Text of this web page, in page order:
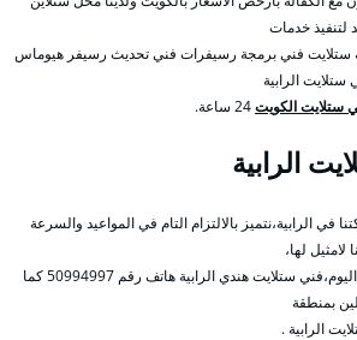
ستلايت فني برمجة رسيفرات فني تحديث رسيفر هيوماس
الرابية
ستلايت الكويت
الرابية
في الرابية،نتميز بالالتزام التام في المواعيد والسرعة
لامثيل لها،
يمكن التواصل معنا على مدار اليوم،فني ستلايت هندي الرابية هاتف رقم 50994997 كما
بمنطقة
الرابية .